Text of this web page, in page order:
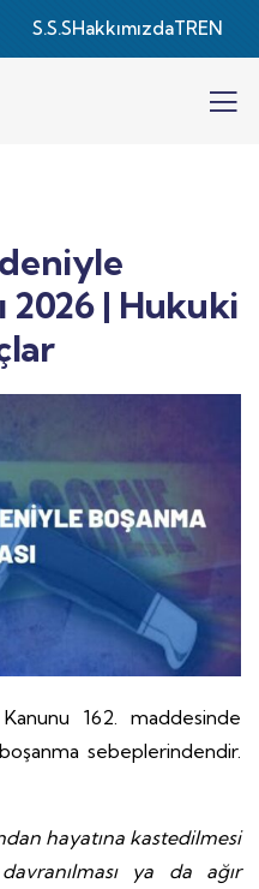
S.S.SHakkımızdaTREN
2026 | Hukuki
162. maddesinde
sebeplerindendir.
hayatına kastedilmesi
ya da ağır